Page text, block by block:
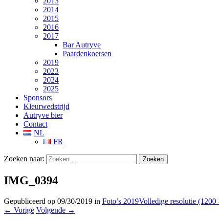
2014
2015
2016
2017
Bar Autryve
Paardenkoersen
2019
2023
2024
2025
Sponsors
Kleurwedstrijd
Autryve bier
Contact
NL
FR
Zoeken naar:
IMG_0394
Gepubliceerd op 09/30/2019 in Foto’s 2019Volledige resolutie (1200
← Vorige Volgende →